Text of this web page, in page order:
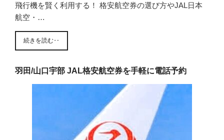
飛行機を賢く利用する！ 格安航空券の選び方やJAL日本
航空・…
続きを読む‥
羽田/山口宇部 JAL格安航空券を手軽に電話予約